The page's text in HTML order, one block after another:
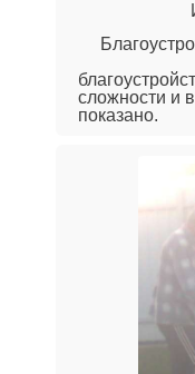
сложности и
показано.